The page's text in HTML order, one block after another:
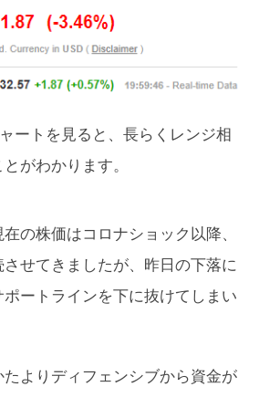
ートを見ると、長らくレンジ相
がわかります。
の株価はコロナショック以降、
させてきましたが、昨日の下落に
ートラインを下に抜けてしまい
よりディフェンシブから資金が